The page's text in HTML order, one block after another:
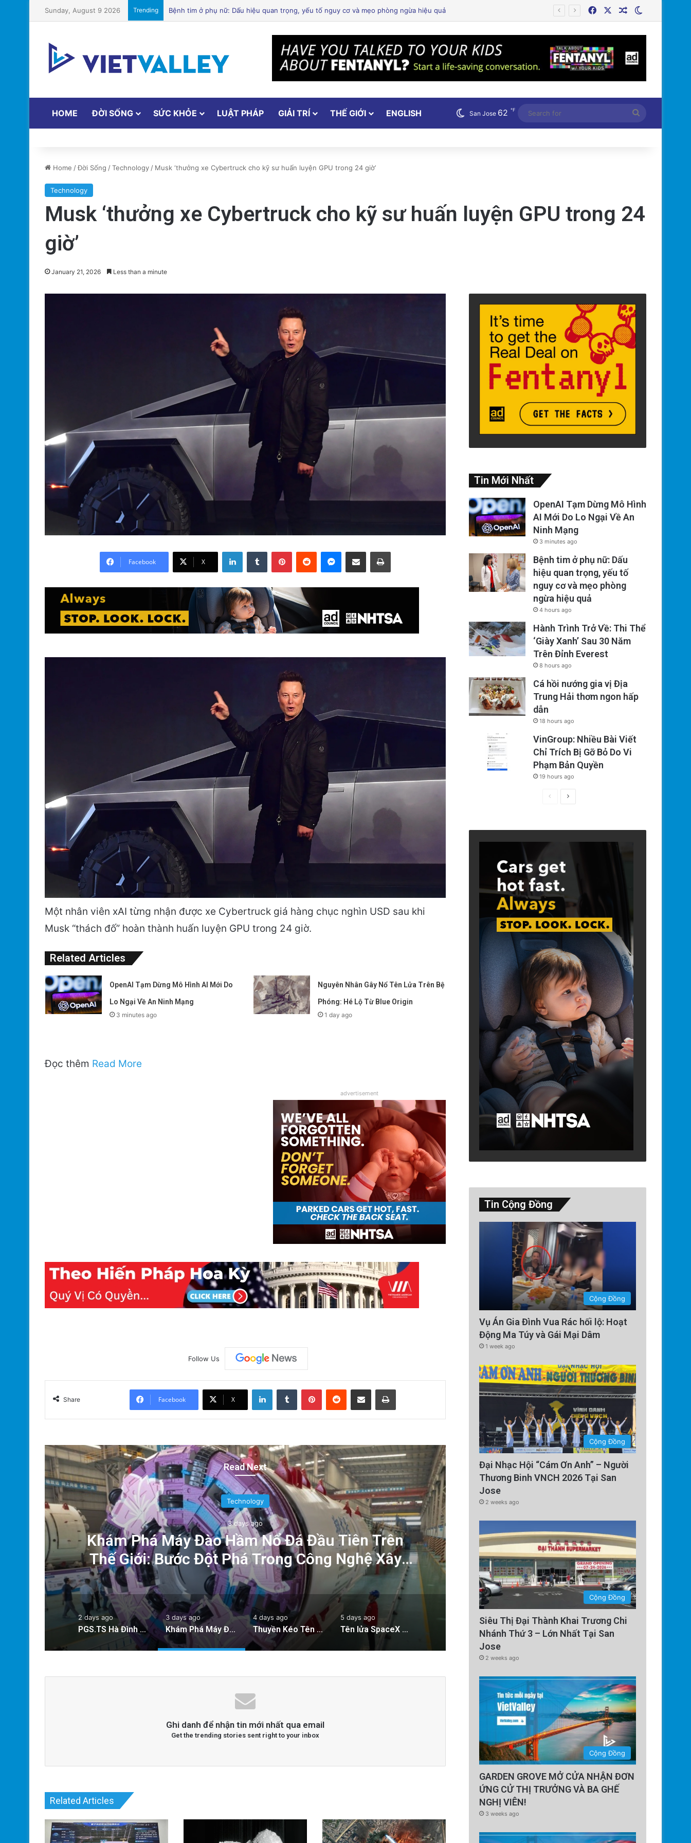
Sunday, August 9 2026 Trending Hành Trình Trở Về: Thi Thể ‘Giày Xanh’ Sau 30 Năm Trên Đỉnh Everest FacebookRandom Article
HOME ĐỜI SỐNG SỨC KHỎE LUẬT PHÁP GIẢI TRÍ THẾ GIỚI ENGLISH San Jose 62 ℉
for
Home /Đời Sống /Technology/ Musk ‘thưởng xe Cybertruck cho kỹ sư huấn luyện GPU trong 24 giờ’
Technology
Musk ‘thưởng xe Cybertruck cho kỹ sư huấn luyện GPU trong 24
giờ’
January 21, 2026 Less than a minute
Facebook X
LinkedInTumblr PinterestReddit Messenger
Share via Email Print
Một nhân viên xAI từng nhận được xe Cybertruck giá hàng chục nghìn USD sau khi
Musk “thách đố” hoàn thành huấn luyện GPU trong 24 giờ.
Related Articles
OpenAI Tạm Dừng Mô Hình AI Mới Do
Lo Ngại Về An Ninh Mạng
3 minutes ago
Nguyên Nhân Gây Nổ Tên Lửa Trên Bệ
Phóng: Hé Lộ Từ Blue Origin
1 day ago
Đọc thêm Read More
advertisement
Follow Us
Share Facebook X
LinkedInTumblr PinterestReddit Share via Email Print
Read Next
Technology
3 days ago
Khám Phá Máy Đào Hầm Nổ Đá Đầu Tiên Trên
Thế Giới: Bước Đột Phá Trong Công Nghệ Xây
Dựng
4 days ago
Thuyền Kéo Tên Lửa
Ảnh Vệ Tinh!
2 days ago
PGS.TS Hà Đình Đức: Di sản và Hành trình Cuộc đời của Nhà Khoa học Xuất sắc
3 days ago
Khám Phá Máy Đào Hầm Nổ Đá Đầu Tiên Trên Thế Giới: Bước Đột Phá Trong Công Nghệ Xây Dựng
4 days ago
Thuyền Kéo Tên Lửa Starship Được Hé Lộ Qua Ảnh Vệ Tinh!
5 days ago
Tên lửa SpaceX chuẩn bị va chạm với Mặt Trăng: Cú sốc vũ trụ sắp xảy ra!
Ghi danh để nhận tin mới nhất qua email
Get the trending stories sent right to your inbox
Related Articles
Tin Mới Nhất
OpenAI Tạm Dừng Mô Hình
AI Mới Do Lo Ngại Về An
Ninh Mạng
3 minutes ago
Bệnh tim ở phụ nữ: Dấu
hiệu quan trọng, yếu tố
nguy cơ và mẹo phòng
ngừa hiệu quả
4 hours ago
Hành Trình Trở Về: Thi Thể
‘Giày Xanh’ Sau 30 Năm
Trên Đỉnh Everest
8 hours ago
Cá hồi nướng gia vị Địa
Trung Hải thơm ngon hấp
dẫn
18 hours ago
VinGroup: Nhiều Bài Viết
Chỉ Trích Bị Gỡ Bỏ Do Vi
Phạm Bản Quyền
19 hours ago
PreviousNext
Tin Cộng Đồng
Cộng Đồng
Vụ Án Gia Đình Vua Rác hối lộ: Hoạt
Động Ma Túy và Gái Mại Dâm
1 week ago
Cộng Đồng
Đại Nhạc Hội “Cám Ơn Anh” – Người
Thương Binh VNCH 2026 Tại San
Jose
2 weeks ago
Cộng Đồng
Siêu Thị Đại Thành Khai Trương Chi
Nhánh Thứ 3 – Lớn Nhất Tại San
Jose
2 weeks ago
Cộng Đồng
GARDEN GROVE MỞ CỬA NHẬN ĐƠN
ỨNG CỬ THỊ TRƯỞNG VÀ BA GHẾ
NGHỊ VIÊN!
3 weeks ago